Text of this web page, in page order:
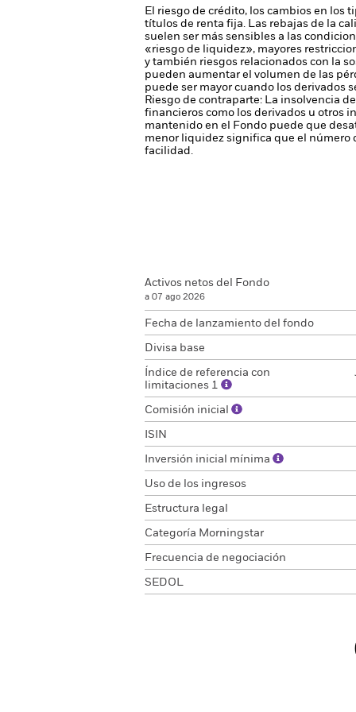
El riesgo de crédito, los cambios en
títulos de renta fija. Las rebajas de la
suelen ser más sensibles a las
«riesgo de liquidez», mayores
y también riesgos relacionados con la
pueden aumentar el volumen de las
puede ser mayor cuando los derivados
Riesgo de contraparte: La insolvencia
financieros como los derivados u otros
mantenido en el Fondo puede que
menor liquidez significa que el número
facilidad.
Activos netos del Fondo
a 07 ago 2026
Fecha de lanzamiento del fondo
Divisa base
Índice de referencia con
limitaciones 1
Comisión inicial
ISIN
Inversión inicial mínima
Uso de los ingresos
Estructura legal
Categoría Morningstar
Frecuencia de negociación
SEDOL